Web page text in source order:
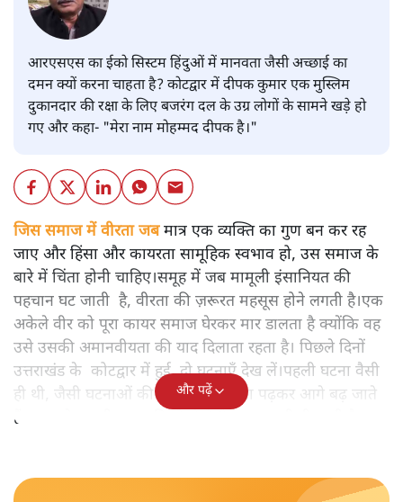
आरएसएस का ईको सिस्टम हिंदुओं में मानवता जैसी अच्छाई का
दमन क्यों करना चाहता है? कोटद्वार में दीपक कुमार एक मुस्लिम
दुकानदार की रक्षा के लिए बजरंग दल के उग्र लोगों के सामने खड़े हो
गए और कहा- "मेरा नाम मोहम्मद दीपक है।"
जिस समाज में वीरता जबमात्र एक व्यक्ति का गुण बन कर रह
जाए और हिंसा और कायरता सामूहिक स्वभाव हो, उस समाज के
बारे में चिंता होनी चाहिए।समूह में जब मामूली इंसानियत की
पहचान घट जाती है, वीरता की ज़रूरत महसूस होने लगती है।एक
अकेले वीर को पूरा कायर समाज घेरकर मार डालता है क्योंकि वह
उसे उसकी अमानवीयता की याद दिलाता रहता है। पिछले दिनों
उत्तराखंड के कोटद्वार में हुई दो घटनाएँ देख लें।पहली घटना वैसी
ही थी, जैसी घटनाओं की खबर हम रोज़ाना पढ़कर आगे बढ़ जाते
हैं।भारत के तक़रीबन हर हिस्से से ऐसी खबर आती ही रहती है।
और पढ़ें